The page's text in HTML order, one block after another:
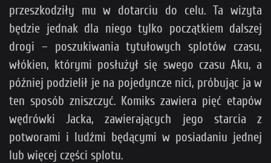
przeszkodziły mu w dotarciu do celu. Ta wizyta
będzie jednak dla niego tylko początkiem dalszej
drogi – poszukiwania tytułowych splotów czasu,
włókien, którymi posłużył się swego czasu Aku, a
później podzielił je na pojedyncze nici, próbując ja w
ten sposób zniszczyć. Komiks zawiera pięć etapów
wędrówki Jacka, zawierających jego starcia z
potworami i ludźmi będącymi w posiadaniu jednej
lub więcej części splotu.